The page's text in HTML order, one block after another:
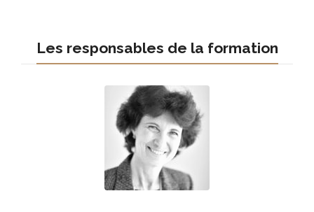
Les responsables de la formation